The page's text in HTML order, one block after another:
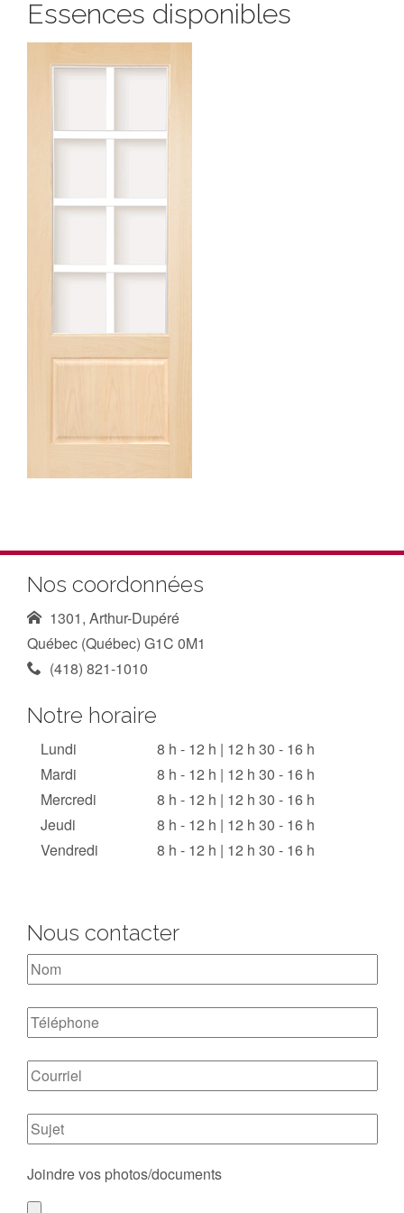
Essences disponibles
Nos coordonnées
1301, Arthur-Dupéré
Québec (Québec) G1C 0M1
(418) 821-1010
Notre horaire
Lundi
Mardi
Mercredi
Jeudi
Vendredi
8 h - 12 h | 12 h 30 - 16 h
8 h - 12 h | 12 h 30 - 16 h
8 h - 12 h | 12 h 30 - 16 h
8 h - 12 h | 12 h 30 - 16 h
8 h - 12 h | 12 h 30 - 16 h
Nous contacter
Joindre vos photos/documents